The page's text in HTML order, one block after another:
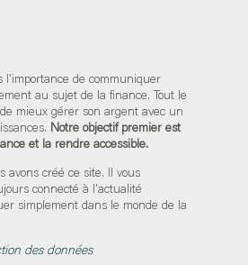
l'importance de communiquer
au sujet de la finance. Tout le
mieux gérer son argent avec un
Notre objectif premier est
et la rendre accessible.
avons créé ce site. Il vous
connecté à l'actualité
simplement dans le monde de la
des données